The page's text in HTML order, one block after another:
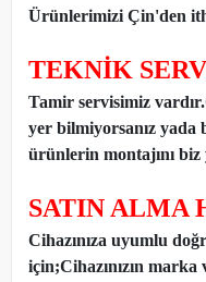
Ürünlerimizi Çin'den
TEKNİK
Tamir servisimiz
yer bilmiyorsanız yada
ürünlerin montajını
SATIN ALMA
Cihazınıza uyumlu
için;Cihazınızın